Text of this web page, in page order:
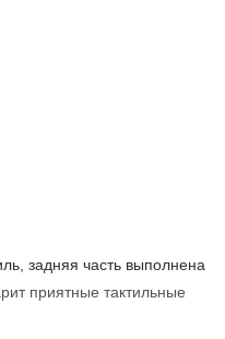
задняя часть выполнена
приятные тактильные